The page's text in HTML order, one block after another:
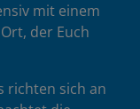
mit einem
der Euch
richten sich an